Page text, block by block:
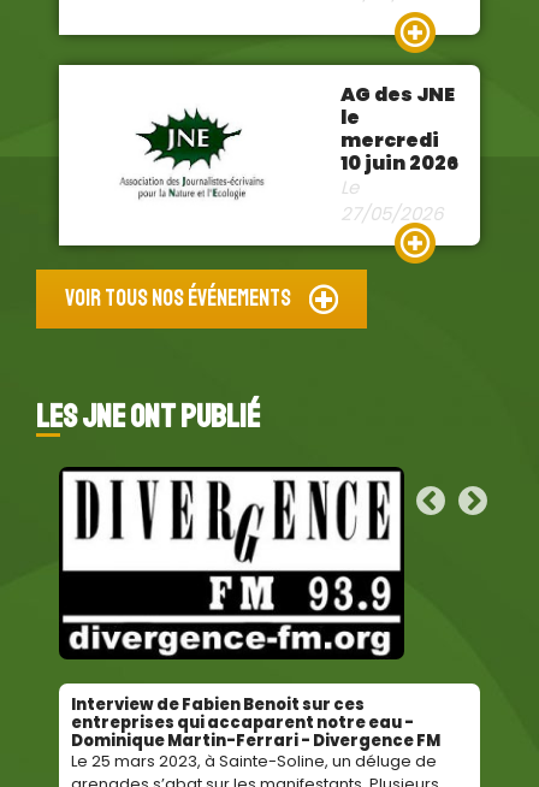
Lire la suite
AG des JNE
le
mercredi
10 juin 2026
Le
27/05/2026
Voir tous nos événements
LES JNE ONT PUBLIÉ
Interview de Fabien Benoit sur ces
entreprises qui accaparent notre eau -
Dominique Martin-Ferrari - Divergence FM
Le 25 mars 2023, à Sainte-Soline, un déluge de